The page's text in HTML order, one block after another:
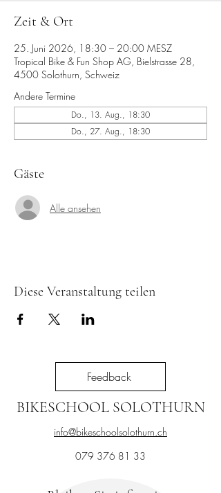
Zeit & Ort
25. Juni 2026, 18:30 – 20:00 MESZ
Tropical Bike & Fun Shop AG, Bielstrasse 28,
4500 Solothurn, Schweiz
Andere Termine
Do., 13. Aug., 18:30
Do., 27. Aug., 18:30
Gäste
Alle ansehen
Diese Veranstaltung teilen
Feedback
BIKESCHOOL SOLOTHURN
info@bikeschoolsolothurn.ch
079 376 81 33